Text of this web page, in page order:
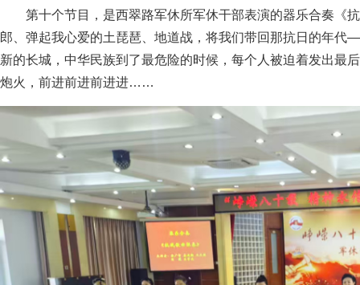
第十个节目，是西翠路军休所军休干部表演的器乐合奏《
郎、弹起我心爱的土琵琶、地道战，将我们带回那抗日的年
新的长城，中华民族到了最危险的时候，每个人被迫着发出最
炮火，前进前进前进进……